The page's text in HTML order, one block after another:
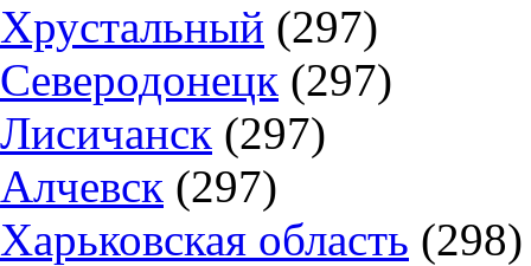
Хрустальный (297)
Северодонецк (297)
Лисичанск (297)
Алчевск (297)
Харьковская область (298)